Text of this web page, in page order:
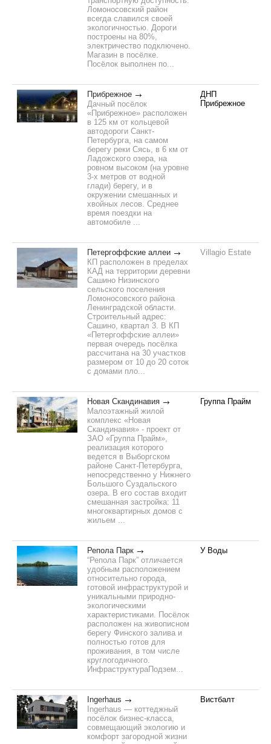
Ломоносовский район
всегда славился своей
экологичностью. Дороги
построены на 80%,
электричество подключено.
Магазин в посёлке.
Посёлок выполнен по...
Прибрежное
Дачный посёлок
«Прибрежное» расположен
в 125 км от кольцевой
автодороги Санкт-
Петербурга, на самом
берегу реки Сясь, в 6 км от
Ладожского озера, на
ровном высоком (на уровне
3-х метров от водной
глади) берегу, и в
окружении смешанных и
хвойных лесов. Среднее
время поездки на
автомобиле ...
ДНП
Прибрежное
Петергоффские аллеи
КП расположен в пределах
КАД на территории деревни
Сашино Низинского
сельского поселения
Ломоносовского района
Ленинградской области.
Строительный адрес:
Сашино, квартал 3. В КП
«Петергоффские аллеи»
первая очередь посёлка
рассчитана на 30 участков
размером от 10 до 20 соток
с домами пло...
Villagio Estate
Новая Скандинавия
Малоэтажный жилой
комплекс «Новая
Скандинавия» - проект от
ЗАО «Группа Прайм»,
реализация которого
ведется в Выборгском
районе Санкт-Петербурга,
непосредственно у Нижнего
Большого Суздальского
озера. В его состав входит
смешанная застройка: 11
многоквартирных домов с
жильем ...
Группа Прайм
Репола Парк
“Репола Парк” отличается
удобным расположением
относительно города,
готовой инфраструктурой и
уникальными природно-
экологическими
характеристиками. Посёлок
расположен на живописном
берегу Финского залива и
полностью готов для
проживания, в том числе
круглогодичного.
ИнфраструктураПодзем...
У Воды
Ingerhaus
Ingerhaus — коттеджный
посёлок бизнес-класса,
совмещающий экологию и
комфорт загородной жизни
Вистбалт